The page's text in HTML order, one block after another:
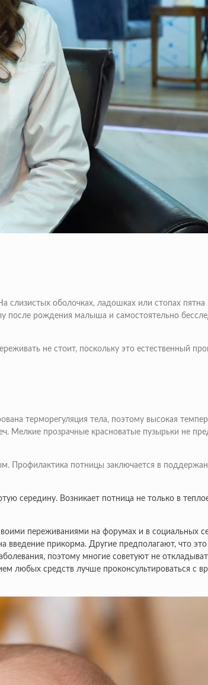
оболочках, ладошках или стопах
после рождения малыша и самостоятельно
не стоит, поскольку это естественный
терморегуляция тела, поэтому высокая
Мелкие прозрачные красноватые пузырьки не
Профилактика потницы заключается в
середину. Возникает потница не только в
переживаниями на форумах и в социальных
прикорма. Другие предполагают, что
поэтому многие советуют не
любых средств лучше проконсультироваться с